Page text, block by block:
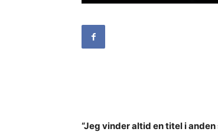
“Jeg vinder altid en titel i